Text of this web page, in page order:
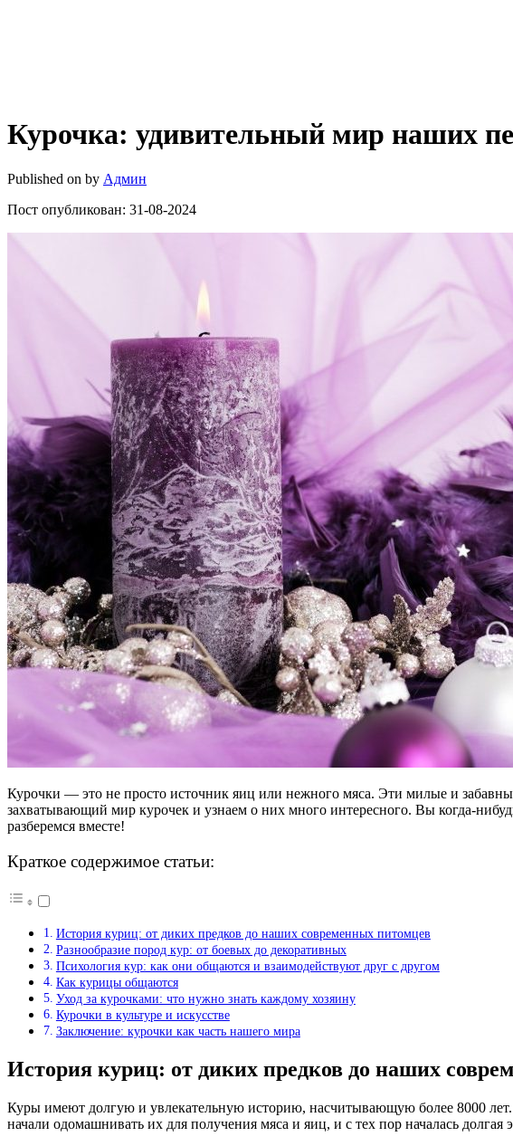
Курочка: удивительный мир наших
Published on by Админ
Пост опубликован: 31-08-2024
Курочки — это не просто источник яиц или нежного мяса. Эти милые и
захватывающий мир курочек и узнаем о них много интересного. Вы когда-
разберемся вместе!
Краткое содержимое статьи:
История куриц: от диких предков до наших современных питомцев
Разнообразие пород кур: от боевых до декоративных
Психология кур: как они общаются и взаимодействуют друг с другом
Как курицы общаются
Уход за курочками: что нужно знать каждому хозяину
Курочки в культуре и искусстве
Заключение: курочки как часть нашего мира
История куриц: от диких предков до наших
Куры имеют долгую и увлекательную историю, насчитывающую более 8000
начали одомашнивать их для получения мяса и яиц, и с тех пор началась